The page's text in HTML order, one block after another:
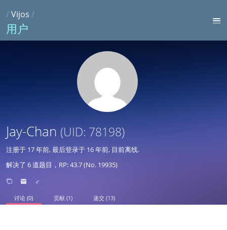
/Vijos /
用户
Jay-Chan (UID: 78198)
注册于 17 年前, 最后登录于 16 年前, 目前离线.
解决了 6 道题目，RP: 43.7 (No. 19935)
♂
讨论 (0) 贡献 (1) 递交 (13)